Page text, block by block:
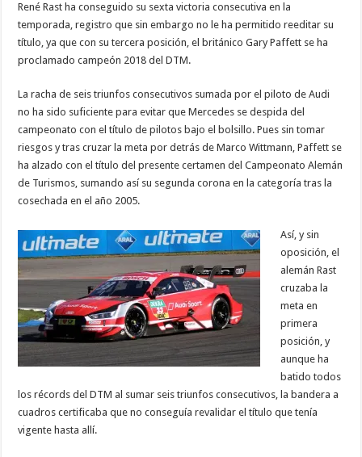
René Rast ha conseguido su sexta victoria consecutiva en la
temporada, registro que sin embargo no le ha permitido reeditar su
título, ya que con su tercera posición, el británico Gary Paffett se ha
proclamado campeón 2018 del DTM.
La racha de seis triunfos consecutivos sumada por el piloto de Audi
no ha sido suficiente para evitar que Mercedes se despida del
campeonato con el título de pilotos bajo el bolsillo. Pues sin tomar
riesgos y tras cruzar la meta por detrás de Marco Wittmann, Paffett se
ha alzado con el título del presente certamen del Campeonato Alemán
de Turismos, sumando así su segunda corona en la categoría tras la
cosechada en el año 2005.
Así, y sin
oposición, el
alemán Rast
cruzaba la
meta en
primera
posición, y
aunque ha
batido todos
los récords del DTM al sumar seis triunfos consecutivos, la bandera a
cuadros certificaba que no conseguía revalidar el título que tenía
vigente hasta allí.